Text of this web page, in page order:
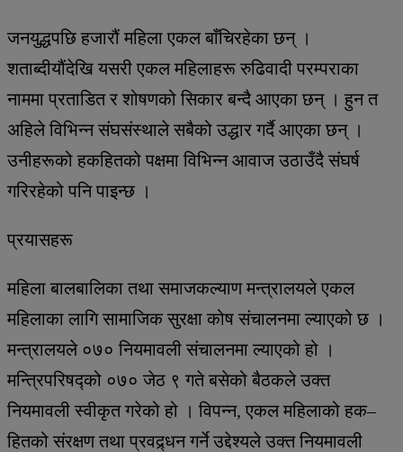
जनयुद्धपछि हजारौं महिला एकल बाँचिरहेका छन् ।
शताब्दीयौंदेखि यसरी एकल महिलाहरू रुढिवादी परम्पराका
नाममा प्रताडित र शोषणको सिकार बन्दै आएका छन् । हुन त
अहिले विभिन्न संघसंस्थाले सबैको उद्धार गर्दै आएका छन् ।
उनीहरूको हकहितको पक्षमा विभिन्न आवाज उठाउँदै संघर्ष
गरिरहेको पनि पाइन्छ ।
प्रयासहरू
महिला बालबालिका तथा समाजकल्याण मन्त्रालयले एकल
महिलाका लागि सामाजिक सुरक्षा कोष संचालनमा ल्याएको छ ।
मन्त्रालयले ०७० नियमावली संचालनमा ल्याएको हो ।
मन्त्रिपरिषद्को ०७० जेठ ९ गते बसेको बैठकले उक्त
नियमावली स्वीकृत गरेको हो । विपन्न, एकल महिलाको हक–
हितको संरक्षण तथा प्रवद्र्धन गर्ने उद्देश्यले उक्त नियमावली